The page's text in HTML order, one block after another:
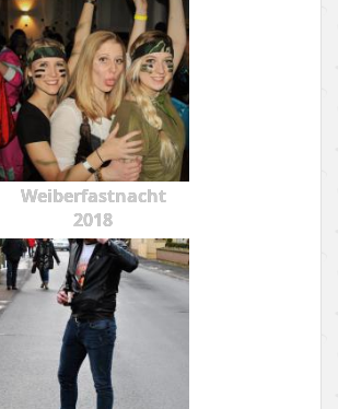
Weiberfastnacht
2018